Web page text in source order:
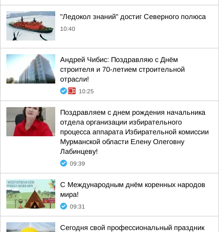
"Ледокол знаний" достиг Северного полюса
10:40
Андрей Чибис: Поздравляю с Днём
строителя и 70-летием строительной
отрасли!
10:25
Поздравляем с днем рождения начальника
отдела организации избирательного
процесса аппарата Избирательной комиссии
Мурманской области Елену Олеговну
Лабинцеву!
09:39
С Международным днём коренных народов
мира!
09:31
Сегодня свой профессиональный праздник